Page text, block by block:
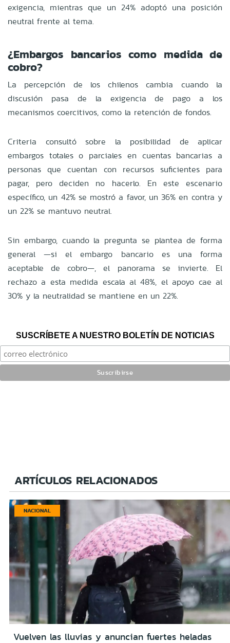
exigencia, mientras que un 24% adoptó una posición
neutral frente al tema.
¿Embargos bancarios como medida de
cobro?
La percepción de los chilenos cambia cuando la
discusión pasa de la exigencia de pago a los
mecanismos coercitivos, como la retención de fondos.
Criteria consultó sobre la posibilidad de aplicar
embargos totales o parciales en cuentas bancarias a
personas que cuentan con recursos suficientes para
pagar, pero deciden no hacerlo. En este escenario
específico, un 42% se mostró a favor, un 36% en contra y
un 22% se mantuvo neutral.
Sin embargo, cuando la pregunta se plantea de forma
general —si el embargo bancario es una forma
aceptable de cobro—, el panorama se invierte. El
rechazo a esta medida escala al 48%, el apoyo cae al
30% y la neutralidad se mantiene en un 22%.
SUSCRÍBETE A NUESTRO BOLETÍN DE NOTICIAS
ARTÍCULOS RELACIONADOS
NACIONAL
Vuelven las lluvias y anuncian fuertes heladas